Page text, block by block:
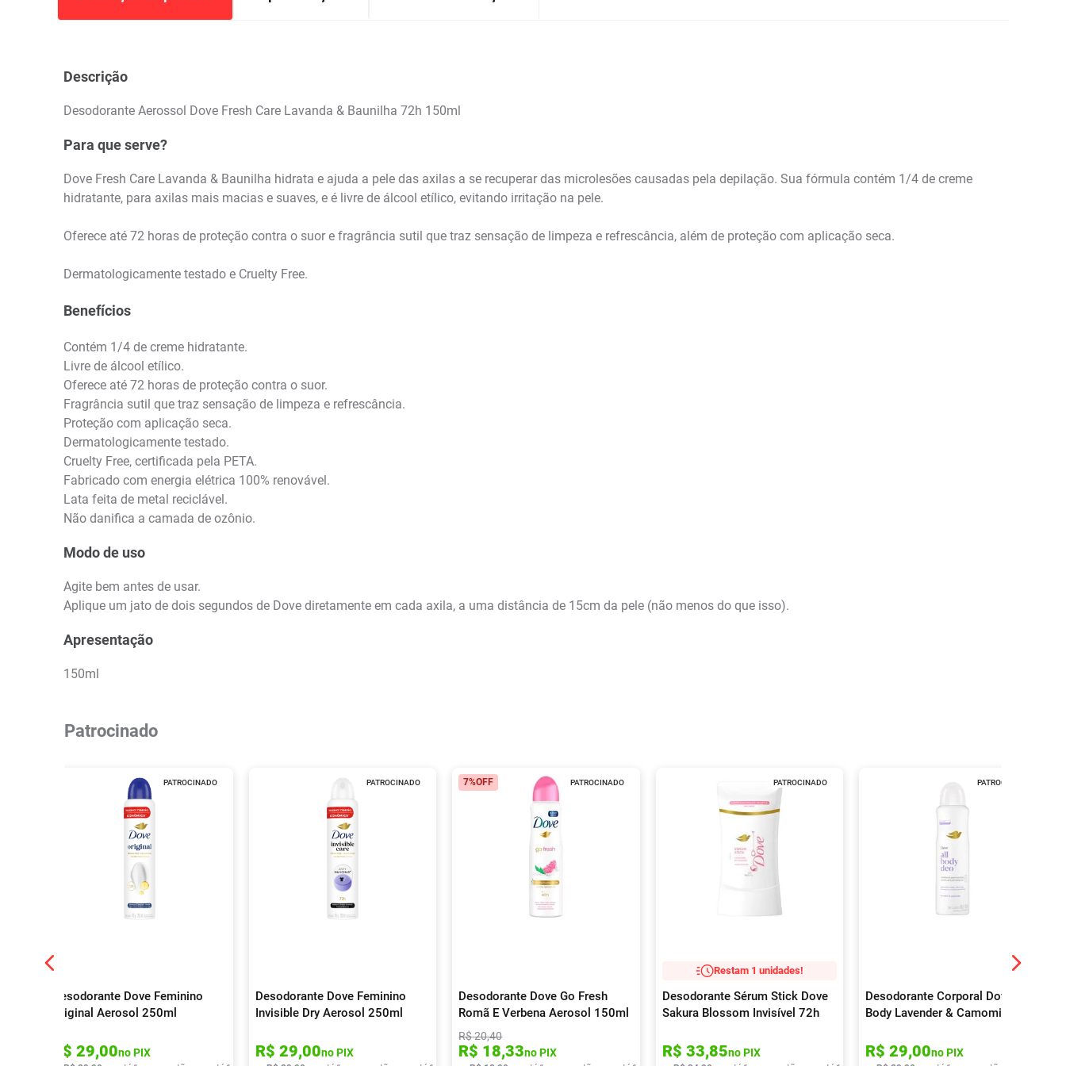
Descrição
Desodorante Aerossol Dove Fresh Care Lavanda & Baunilha 72h 150ml
Para que serve?
Dove Fresh Care Lavanda & Baunilha hidrata e ajuda a pele das axilas a se recuperar das microlesões causadas pela depilação. Sua fórmula contém 1/4 de creme
hidratante, para axilas mais macias e suaves, e é livre de álcool etílico, evitando irritação na pele.
Oferece até 72 horas de proteção contra o suor e fragrância sutil que traz sensação de limpeza e refrescância, além de proteção com aplicação seca.
Dermatologicamente testado e Cruelty Free.
Benefícios
Contém 1/4 de creme hidratante.
Livre de álcool etílico.
Oferece até 72 horas de proteção contra o suor.
Fragrância sutil que traz sensação de limpeza e refrescância.
Proteção com aplicação seca.
Dermatologicamente testado.
Cruelty Free, certificada pela PETA.
Fabricado com energia elétrica 100% renovável.
Lata feita de metal reciclável.
Não danifica a camada de ozônio.
Modo de uso
Agite bem antes de usar.
Aplique um jato de dois segundos de Dove diretamente em cada axila, a uma distância de 15cm da pele (não menos do que isso).
Apresentação
150ml
Patrocinado
PATROCINADO
Desodorante Dove Feminino
Original Aerosol 250ml
R$ 29,00no PIX
PATROCINADO
Desodorante Dove Feminino
Invisible Dry Aerosol 250ml
R$ 29,00no PIX
PATROCINADO
7%OFF
Desodorante Dove Go Fresh
Romã E Verbena Aerosol 150ml
R$20,40
R$ 18,33no PIX
PATROCINADO
Restam 1 unidades!
Desodorante Sérum Stick Dove
Sakura Blossom Invisível 72h
R$ 33,85no PIX
PATROCINADO
Desodorante Corporal Dove All
Body Lavender & Camomile
R$ 29,00no PIX